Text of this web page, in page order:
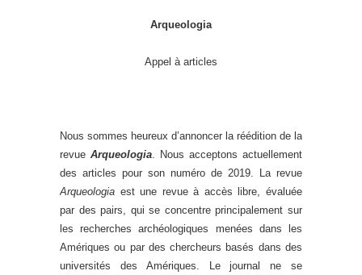
Arqueologia
Appel à articles
Nous sommes heureux d’annoncer la réédition de la
revue Arqueologia. Nous acceptons actuellement
des articles pour son numéro de 2019. La revue
Arqueologia est une revue à accès libre, évaluée
par des pairs, qui se concentre principalement sur
les recherches archéologiques menées dans les
Amériques ou par des chercheurs basés dans des
universités des Amériques. Le journal ne se